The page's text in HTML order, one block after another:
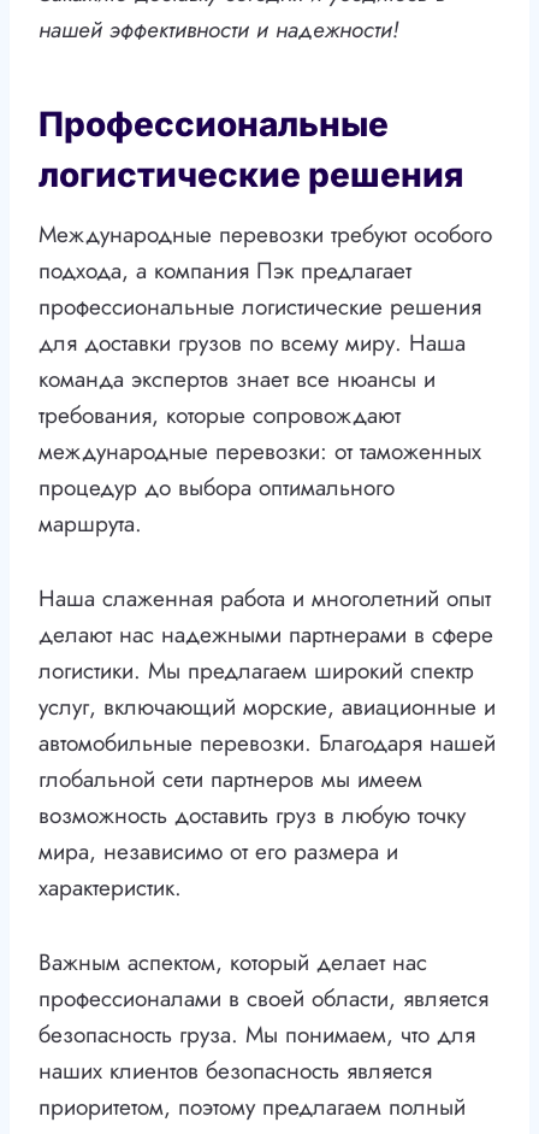
нашей эффективности и надежности!
Профессиональные
логистические решения
Международные перевозки требуют особого
подхода, а компания Пэк предлагает
профессиональные логистические решения
для доставки грузов по всему миру. Наша
команда экспертов знает все нюансы и
требования, которые сопровождают
международные перевозки: от таможенных
процедур до выбора оптимального
маршрута.
Наша слаженная работа и многолетний опыт
делают нас надежными партнерами в сфере
логистики. Мы предлагаем широкий спектр
услуг, включающий морские, авиационные и
автомобильные перевозки. Благодаря нашей
глобальной сети партнеров мы имеем
возможность доставить груз в любую точку
мира, независимо от его размера и
характеристик.
Важным аспектом, который делает нас
профессионалами в своей области, является
безопасность груза. Мы понимаем, что для
наших клиентов безопасность является
приоритетом, поэтому предлагаем полный